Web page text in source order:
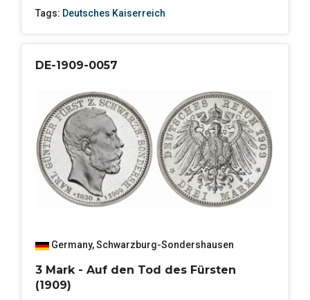
Tags: Deutsches Kaiserreich
DE-1909-0057
Germany,Schwarzburg-Sondershausen
3 Mark - Auf den Tod des Fürsten
(1909)